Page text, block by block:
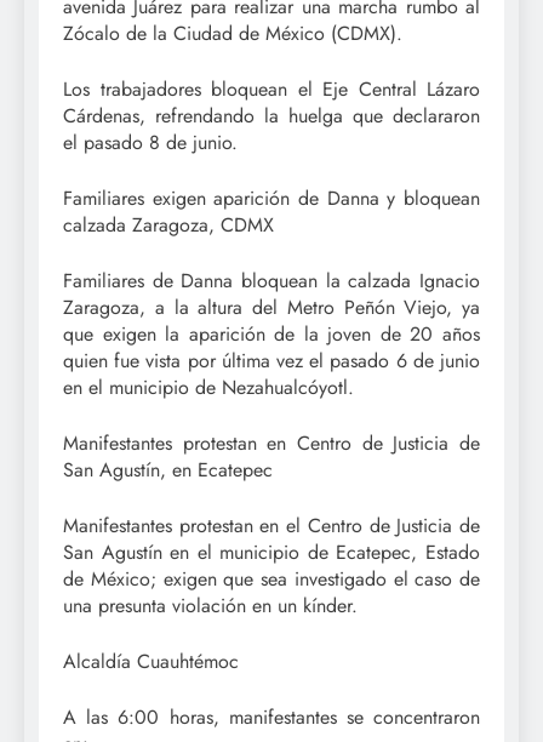
avenida Juárez para realizar una marcha rumbo al
Zócalo de la Ciudad de México (CDMX).
Los trabajadores bloquean el Eje Central Lázaro
Cárdenas, refrendando la huelga que declararon
el pasado 8 de junio.
Familiares exigen aparición de Danna y bloquean
calzada Zaragoza, CDMX
Familiares de Danna bloquean la calzada Ignacio
Zaragoza, a la altura del Metro Peñón Viejo, ya
que exigen la aparición de la joven de 20 años
quien fue vista por última vez el pasado 6 de junio
en el municipio de Nezahualcóyotl.
Manifestantes protestan en Centro de Justicia de
San Agustín, en Ecatepec
Manifestantes protestan en el Centro de Justicia de
San Agustín en el municipio de Ecatepec, Estado
de México; exigen que sea investigado el caso de
una presunta violación en un kínder.
Alcaldía Cuauhtémoc
A las 6:00 horas, manifestantes se concentraron